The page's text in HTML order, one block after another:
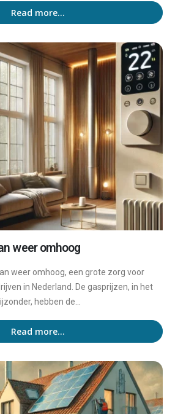
Read more...
weer omhoog
weer omhoog, een grote zorg voor
in Nederland. De gasprijzen, in het
hebben de...
Read more...